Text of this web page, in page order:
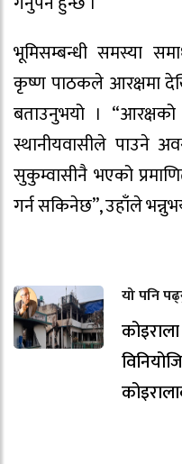
भूमिसम्बन्धी समस्या
कृष्ण पाठकले आरक्षमा
बताउनुभयो ।
स्थानीयवासीले पाउने
सुकुम्वासीनै भएको
गर्न सकिनेछ”, उहाँले
यो पनि